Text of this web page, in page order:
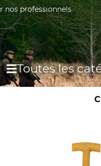
nos professionnels
Toutes les